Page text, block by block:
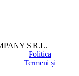
S.R.L.
Politica
Termeni și